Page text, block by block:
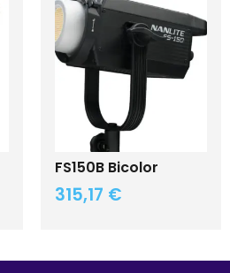
FS150B Bicolor
315,17 €